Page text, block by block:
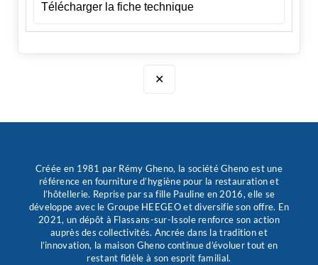
Télécharger la fiche technique
✕
Créée en 1981 par Rémy Gheno, la société Gheno est une
référence en fourniture d’hygiène pour la restauration et
l’hôtellerie. Reprise par sa fille Pauline en 2016, elle se
développe avec le Groupe HEEGEO et diversifie son offre. En
2021, un dépôt à Flassans-sur-Issole renforce son action
auprès des collectivités. Ancrée dans la tradition et
l’innovation, la maison Gheno continue d’évoluer tout en
restant fidèle à son esprit familial.